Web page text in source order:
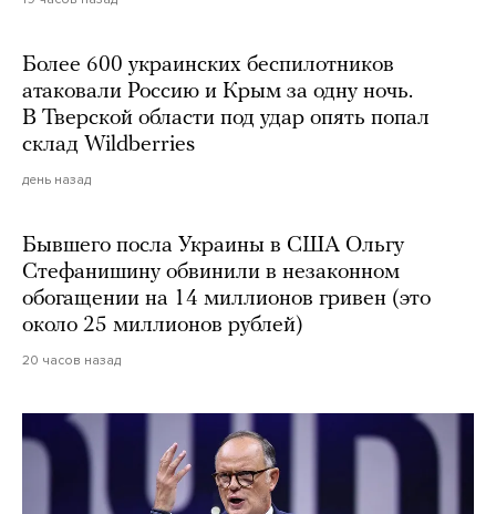
Более 600 украинских беспилотников
атаковали Россию и Крым за одну ночь.
В Тверской области под удар опять попал
склад Wildberries
день назад
Бывшего посла Украины в США Ольгу
Стефанишину обвинили в незаконном
обогащении на 14 миллионов гривен (это
около 25 миллионов рублей)
20 часов назад